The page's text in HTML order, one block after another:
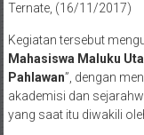
Ternate, (16/11/2017)
Kegiatan tersebut
Mahasiswa Maluku
Pahlawan”, dengan
akademisi dan
yang saat itu diwakili